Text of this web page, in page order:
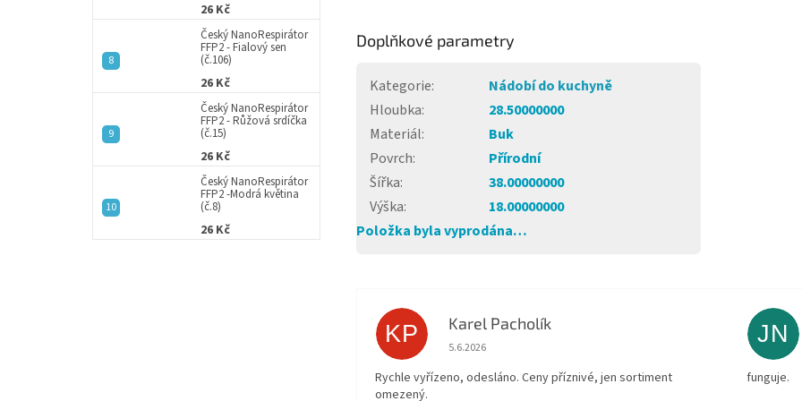
26 Kč
Český NanoRespirátor
FFP2 - Fialový sen
(č.106)
26 Kč
Český NanoRespirátor
FFP2 - Růžová srdíčka
(č.15)
26 Kč
Český NanoRespirátor
FFP2 -Modrá květina
(č.8)
26 Kč
Doplňkové parametry
Kategorie:
Nádobí do kuchyně
Hloubka:
28.50000000
Materiál:
Buk
Povrch:
Přírodní
Šířka:
38.00000000
Výška:
18.00000000
Položka byla vyprodána…
KP Karel Pacholík
Hodnocení obchodu je 4 z 5 hvězdiček.
5.6.2026
Rychle vyřízeno, odesláno. Ceny příznivé, jen sortiment
omezený.
JN
funguje.